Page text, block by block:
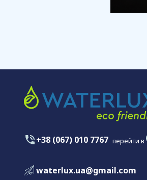
+38 (067) 010 7767 перейти в
waterlux.ua@gmail.com